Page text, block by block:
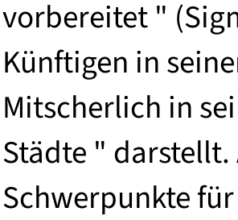
vorbereitet "
Künftigen in
Mitscherlich in
Städte " darstellt.
Schwerpunkte